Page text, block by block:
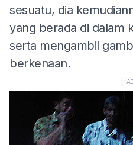
sesuatu, dia
yang berada di dalam
serta mengambil
berkenaan.